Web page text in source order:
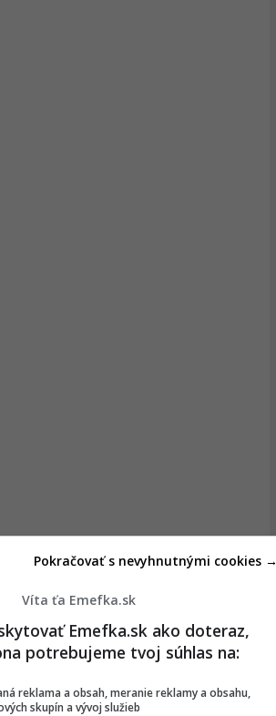
Víta ťa Emefka.sk
Emefka.sk ako doteraz,
potrebujeme tvoj súhlas na:
reklama a obsah, meranie reklamy a obsahu,
skupín a vývoj služieb
Pokračovať s nevyhnutnými cookies →